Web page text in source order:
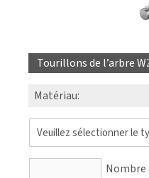
Tourillons de l’arbre
Matériau:
Nombre